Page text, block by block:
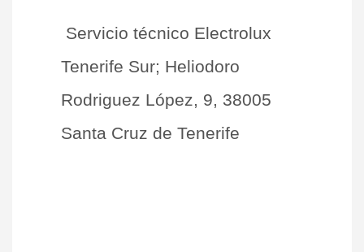
Servicio técnico Electrolux
Tenerife Sur; Heliodoro
Rodriguez López, 9, 38005
Santa Cruz de Tenerife